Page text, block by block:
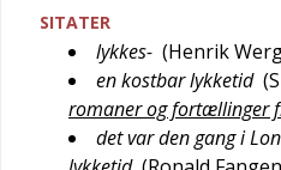
SITATER
lykkes- (Henrik
en kostbar lykketid (
romaner og fortællinger
det var den gang i